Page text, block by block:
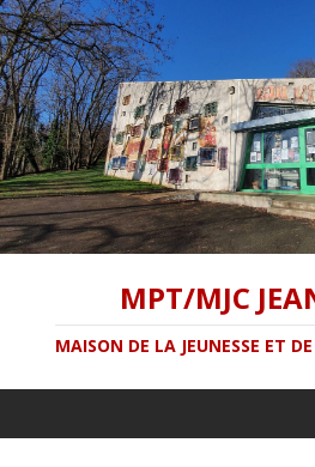
MPT/MJC
MAISON DE LA JEUNESSE ET